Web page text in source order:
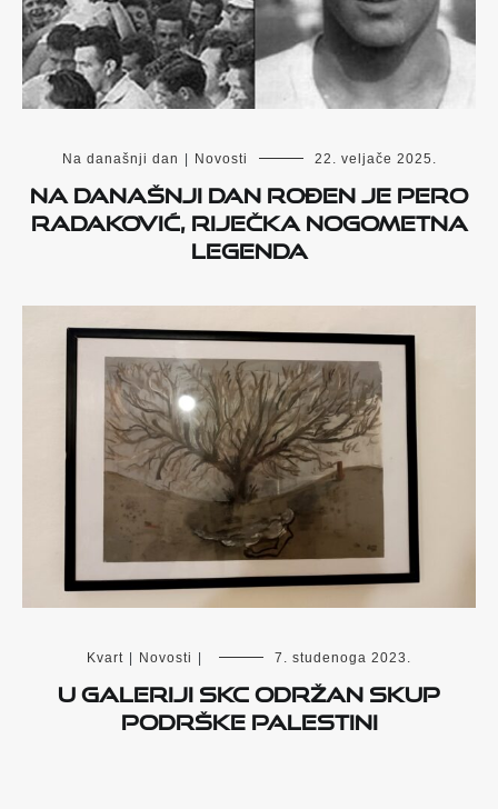
Na današnji dan Novosti 22. veljače 2025.
Na današnji dan rođen je Pero
Radaković, riječka nogometna
legenda
Kvart Novosti 7. studenoga 2023.
U Galeriji SKC održan skup
podrške Palestini